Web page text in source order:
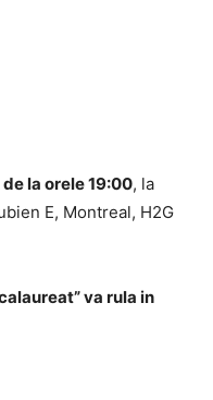
la orele 19:00, la
E, Montreal, H2G
va rula in